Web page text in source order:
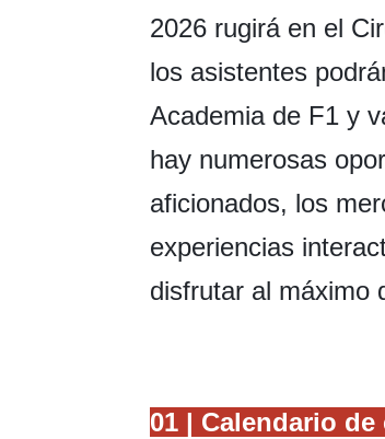
2026 rugirá en el
los asistentes
Academia de F1 y
hay numerosas
aficionados, los
experiencias
disfrutar al máximo
01 | Calendario de